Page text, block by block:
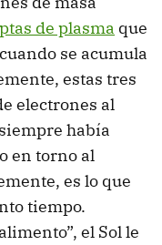
de plasma que
se acumula
estas tres
electrones al
había
en torno al
es lo que
tiempo.
el Sol le